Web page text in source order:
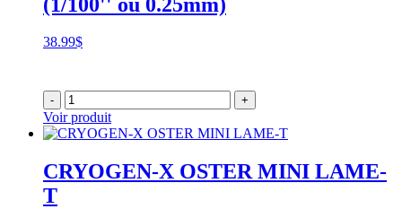
38.99$
- +
Voir produit
CRYOGEN-X OSTER MINI LAME-
T